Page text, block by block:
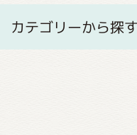
カテゴリーから探